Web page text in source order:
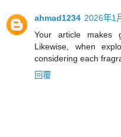
ahmad1234 2026年1
Your article makes
Likewise, when
considering each
回覆